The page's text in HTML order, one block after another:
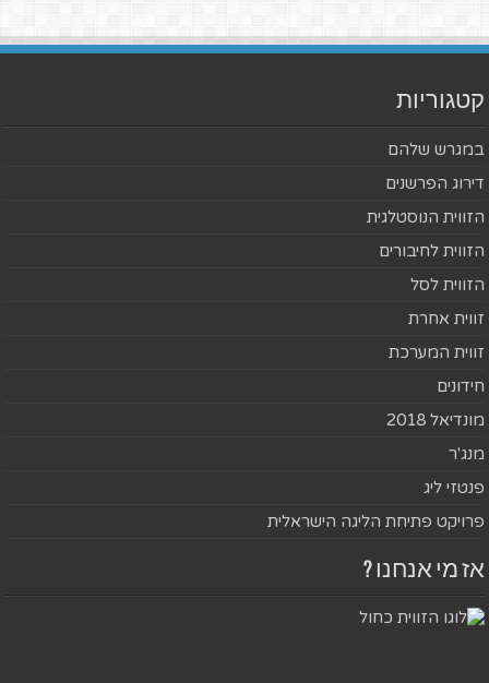
קטגוריות
במגרש שלהם
דירוג הפרשנים
הזווית הנוסטלגית
הזווית לחיבורים
הזווית לסל
זווית אחרת
זווית המערכת
חידונים
מונדיאל 2018
מנג'ר
פנטזי ליג
פרויקט פתיחת הליגה הישראלית
אז מי אנחנו ?